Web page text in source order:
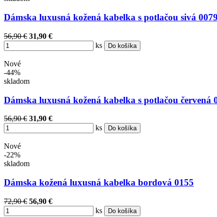
Dámska luxusná kožená kabelka s potlačou sivá
56,90 € 31,90 €
ks
Do košíka
Nové
-44%
skladom
Dámska luxusná kožená kabelka s potlačou červená
56,90 € 31,90 €
ks
Do košíka
Nové
-22%
skladom
Dámska kožená luxusná kabelka bordová 0155
72,90 € 56,90 €
ks
Do košíka